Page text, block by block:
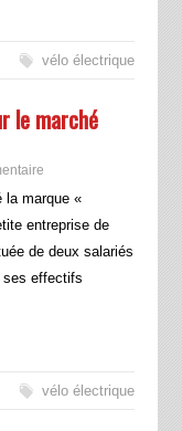
vélo électrique
le marché
la marque «
entreprise de
de deux salariés
ses effectifs
vélo électrique